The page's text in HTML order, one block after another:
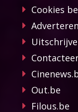
Cookies
Adverteren
Out.be
Filous.be